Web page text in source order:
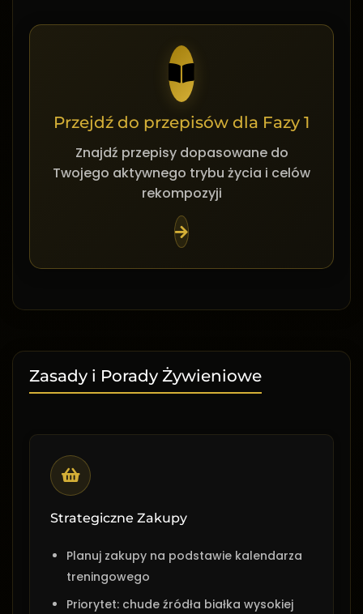
Przejdź do przepisów dla Fazy 1
Znajdź przepisy dopasowane do
Twojego aktywnego trybu życia i celów
rekompozyji
Zasady i Porady Żywieniowe
Strategiczne Zakupy
Planuj zakupy na podstawie kalendarza
treningowego
Priorytet: chude źródła białka wysokiej